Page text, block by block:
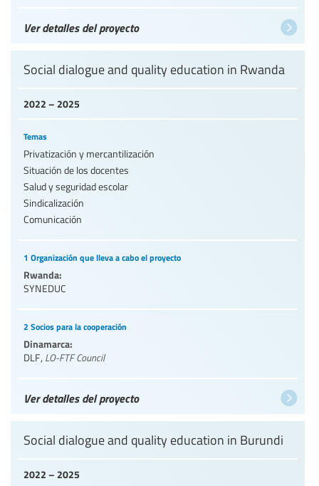
Ver detalles del proyecto
2022 – 2025
Social dialogue and quality education in Rwanda
Temas
Privatización y mercantilización
Situación de los docentes
Salud y seguridad escolar
Sindicalización
Comunicación
1 Organización que lleva a cabo el proyecto
Rwanda:
SYNEDUC
2 Socios para la cooperación
Dinamarca:
DLF, LO-FTF Council
Ver detalles del proyecto
2022 – 2025
Social dialogue and quality education in Burundi